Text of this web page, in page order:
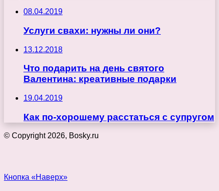
08.04.2019
Услуги свахи: нужны ли они?
13.12.2018
Что подарить на день святого
Валентина: креативные подарки
19.04.2019
Как по-хорошему расстаться с супругом
© Copyright 2026, Bosky.ru
Кнопка «Наверх»